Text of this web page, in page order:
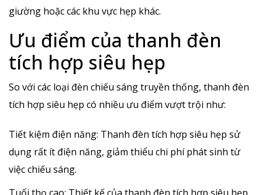
giường hoặc các khu vực hẹp khác.
Ưu điểm của thanh đèn
tích hợp siêu hẹp
So với các loại đèn chiếu sáng truyền thống, thanh đèn
tích hợp siêu hẹp có nhiều ưu điểm vượt trội như:
Tiết kiệm điện năng: Thanh đèn tích hợp siêu hẹp sử
dụng rất ít điện năng, giảm thiểu chi phí phát sinh từ
việc chiếu sáng.